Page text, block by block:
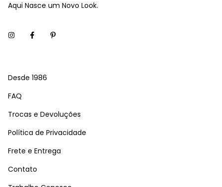
Aqui Nasce um Novo Look.
Desde 1986
FAQ
Trocas e Devoluções
Política de Privacidade
Frete e Entrega
Contato